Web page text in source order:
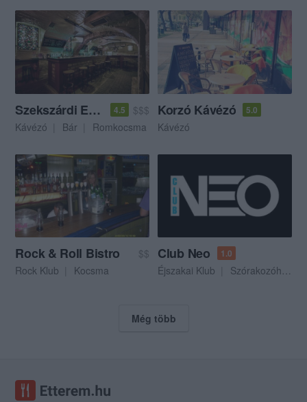
Szekszárdi Est Café 4.5
$$$
Kávézó
Bár Romkocsma
Korzó Kávézó 5.0
Kávézó
Rock & Roll Bistro
$$
Rock Klub
Kocsma
Club Neo 1.0
Éjszakai Klub Szórakozóhely
Még több